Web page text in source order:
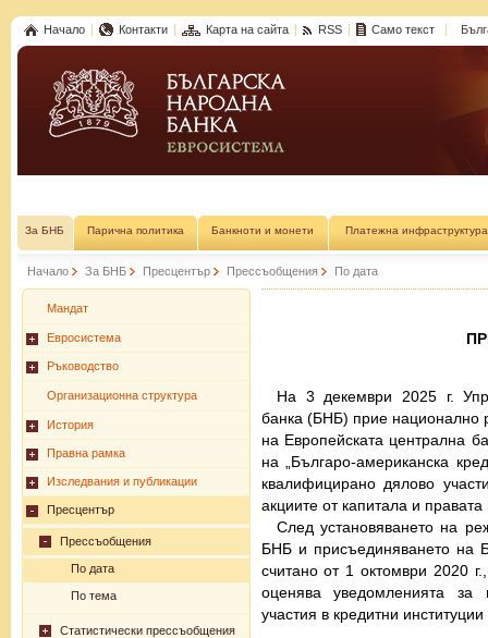
Начало Контакти Карта на сайта RSS Само текст
За БНБ Парична политика Банкноти и монети Платежна инфраструктура
Начало За БНБ Пресцентър Прессъобщения По дата
Мандат
Евросистема
Ръководство
Организационна структура
История
Правна рамка
Изследвания и публикации
Пресцентър
Прессъобщения
По дата
По тема
Статистически прессъобщения
На 3 декември 2025 г.
банка (БНБ) прие национално
на Европейската централна
на „Българо-американска
квалифицирано дялово
акциите от капитала и
След установяването на
БНБ и присъединяването на
считано от 1 октомври 2020
оценява уведомленията за
участия в кредитни